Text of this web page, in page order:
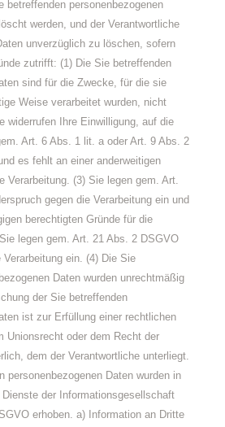
betreffenden personenbezogenen
werden, und der Verantwortliche
unverzüglich zu löschen, sofern
zutrifft: (1) Die Sie betreffenden
sind für die Zwecke, für die sie
Weise verarbeitet wurden, nicht
widerrufen Ihre Einwilligung, auf die
Art. 6 Abs. 1 lit. a oder Art. 9 Abs. 2
es fehlt an einer anderweitigen
Verarbeitung. (3) Sie legen gem. Art.
gegen die Verarbeitung ein und
berechtigten Gründe für die
legen gem. Art. 21 Abs. 2 DSGVO
ein. (4) Die Sie
Daten wurden unrechtmäßig
der Sie betreffenden
ist zur Erfüllung einer rechtlichen
Unionsrecht oder dem Recht der
dem der Verantwortliche unterliegt.
personenbezogenen Daten wurden in
der Informationsgesellschaft
erhoben. a) Information an Dritte